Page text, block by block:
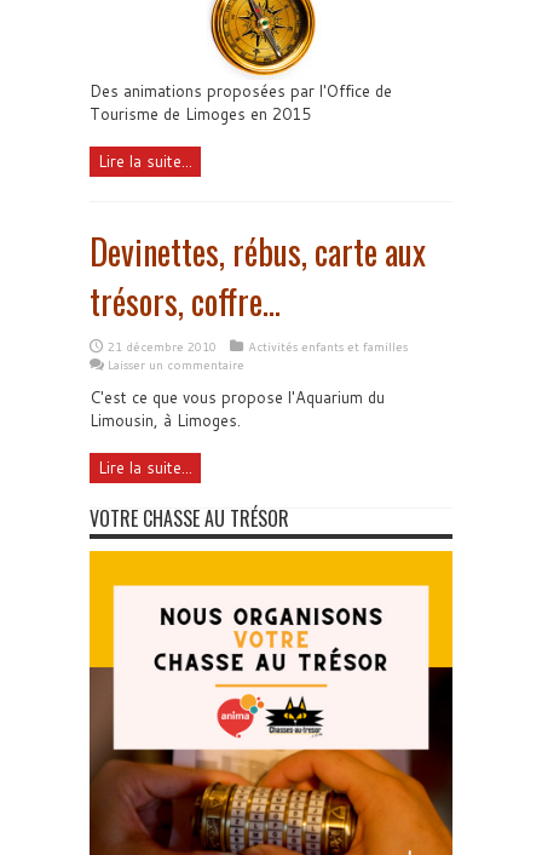
Des animations proposées par l'Office de
Tourisme de Limoges en 2015
Lire la suite...
Devinettes, rébus, carte aux
trésors, coffre…
21 décembre 2010
Activités enfants et familles
Laisser un commentaire
C'est ce que vous propose l'Aquarium du
Limousin, à Limoges.
Lire la suite...
VOTRE CHASSE AU TRÉSOR